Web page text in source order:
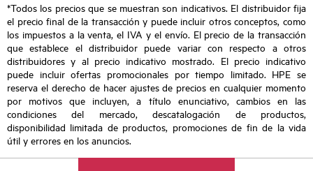
*Todos los precios que se muestran son indicativos. El distribuidor fija
el precio final de la transacción y puede incluir otros conceptos, como
los impuestos a la venta, el IVA y el envío. El precio de la transacción
que establece el distribuidor puede variar con respecto a otros
distribuidores y al precio indicativo mostrado. El precio indicativo
puede incluir ofertas promocionales por tiempo limitado. HPE se
reserva el derecho de hacer ajustes de precios en cualquier momento
por motivos que incluyen, a título enunciativo, cambios en las
condiciones del mercado, descatalogación de productos,
disponibilidad limitada de productos, promociones de fin de la vida
útil y errores en los anuncios.